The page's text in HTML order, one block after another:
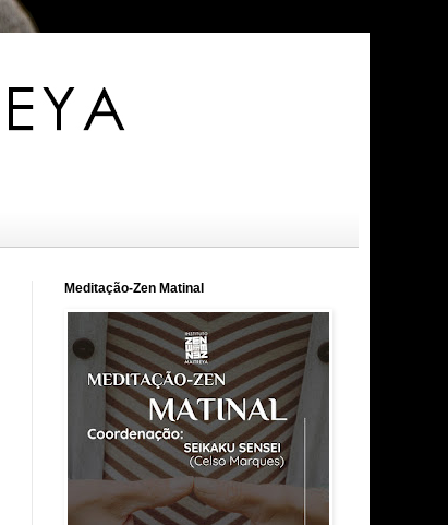
Meditação-Zen Matinal